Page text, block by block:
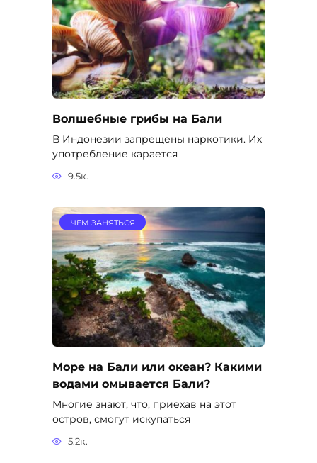
Волшебные грибы на Бали
В Индонезии запрещены наркотики. Их
употребление карается
9.5к.
ЧЕМ ЗАНЯТЬСЯ
Море на Бали или океан? Какими
водами омывается Бали?
Многие знают, что, приехав на этот
остров, смогут искупаться
5.2к.